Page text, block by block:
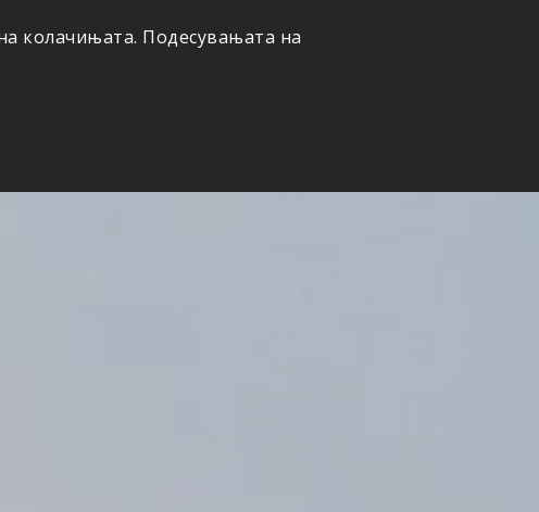
колачињата. Подесувањата на